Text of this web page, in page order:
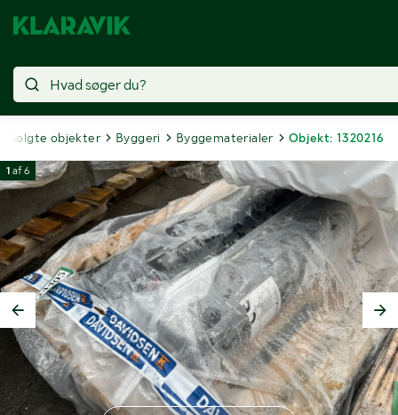
Solgte objekter Byggeri Byggematerialer Objekt: 1320216
1 af6